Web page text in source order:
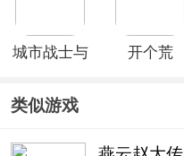
城市战士与
方版
开个荒
类似游戏